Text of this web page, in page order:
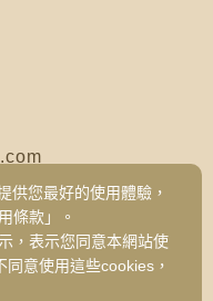
段552號（台南總公
號3樓之19（台中
供您最好的使用體驗，
條款」。
，表示您同意本網站使
意使用這些cookies，